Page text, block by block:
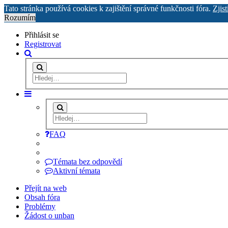
Tato stránka používá cookies k zajištění správné funkčnosti fóra.
Rozumím
Přihlásit se
Registrovat
FAQ
Témata bez odpovědí
Aktivní témata
Přejít na web
Obsah fóra
Problémy
Žádost o unban